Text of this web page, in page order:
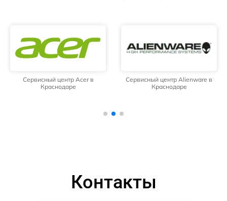
Сервисный центр Acer в
Краснодаре
Сервисный центр Alienware в
Краснодаре
Контакты